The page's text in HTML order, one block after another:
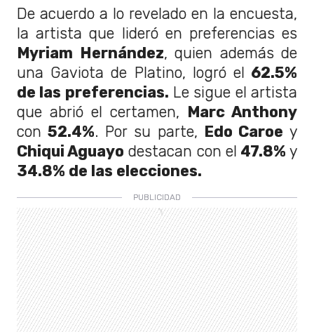
De acuerdo a lo revelado en la encuesta,
la artista que lideró en preferencias es
Myriam Hernández, quien además de
una Gaviota de Platino, logró el 62.5%
de las preferencias. Le sigue el artista
que abrió el certamen, Marc Anthony
con 52.4%. Por su parte, Edo Caroe y
Chiqui Aguayo destacan con el 47.8% y
34.8% de las elecciones.